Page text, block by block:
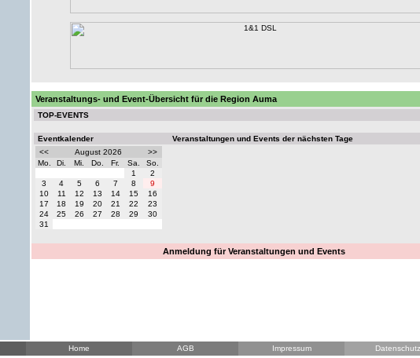
Veranstaltungs- und Event-Übersicht für die Region Auma
TOP-EVENTS
Eventkalender
Veranstaltungen und Events der nächsten Tage
<<
August 2026
>>
Mo.
Di. Mi. Do. Fr. Sa.
So.
1
2
3
4 5 6 7 8
9
10
11 12 13 14 15
16
17
18 19 20 21 22
23
24
25 26 27 28 29
30
31
Anmeldung für Veranstaltungen und Events
Home AGB Impressum Datenschutz